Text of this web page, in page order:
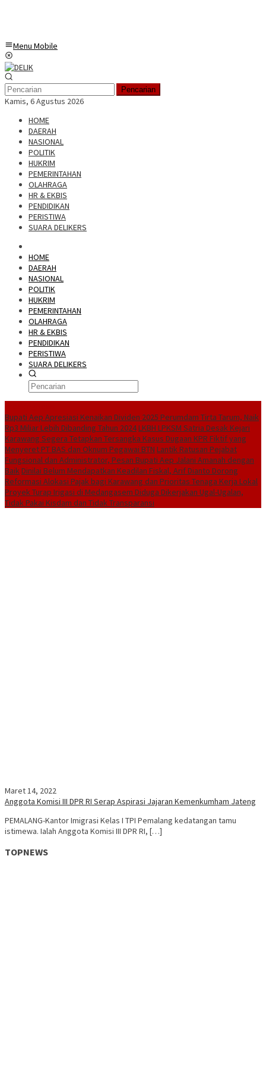
Menu Mobile
Pencarian
Kamis, 6 Agustus 2026
HOME
DAERAH
NASIONAL
POLITIK
HUKRIM
PEMERINTAHAN
OLAHRAGA
HR & EKBIS
PENDIDIKAN
PERISTIWA
SUARA DELIKERS
HOME
DAERAH
NASIONAL
POLITIK
HUKRIM
PEMERINTAHAN
OLAHRAGA
HR & EKBIS
PENDIDIKAN
PERISTIWA
SUARA DELIKERS
Bupati Aep Apresiasi Kenaikan Dividen 2025 Perumdam Tirta Tarum, Naik
Rp3 Miliar Lebih Dibanding Tahun 2024LKBH LPKSM Satria Desak Kejari
Karawang Segera Tetapkan Tersangka Kasus Dugaan KPR Fiktif yang
Menyeret PT BAS dan Oknum Pegawai BTN Lantik Ratusan Pejabat
Fungsional dan Administrator, Pesan Bupati Aep Jalani Amanah dengan
BaikDinilai Belum Mendapatkan Keadilan Fiskal, Arif Dianto Dorong
Reformasi Alokasi Pajak bagi Karawang dan Prioritas Tenaga Kerja Lokal
Proyek Turap Irigasi di Medangasem Diduga Dikerjakan Ugal-Ugalan,
Tidak Pakai Kisdam dan Tidak Transparansi
Maret 14, 2022
Anggota Komisi III DPR RI Serap Aspirasi Jajaran Kemenkumham Jateng
PEMALANG-Kantor Imigrasi Kelas I TPI Pemalang kedatangan tamu
istimewa. Ialah Anggota Komisi III DPR RI, […]
TOPNEWS